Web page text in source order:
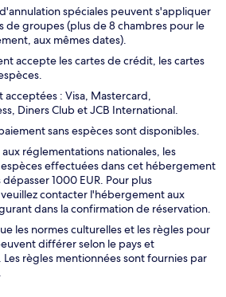
spéciales peuvent s'appliquer
de groupes (plus de 8 chambres pour le
aux mêmes dates).
accepte les cartes de crédit, les cartes
acceptées : Visa, Mastercard,
Diners Club et JCB International.
sans espèces sont disponibles.
réglementations nationales, les
effectuées dans cet hébergement
1000 EUR. Pour plus
contacter l'hébergement aux
dans la confirmation de réservation.
les normes culturelles et les règles pour
différer selon le pays et
règles mentionnées sont fournies par